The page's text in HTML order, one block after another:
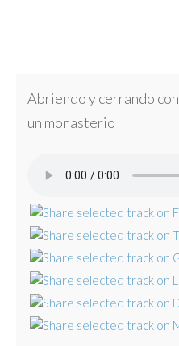
Abriendo y cerrando
un monasterio